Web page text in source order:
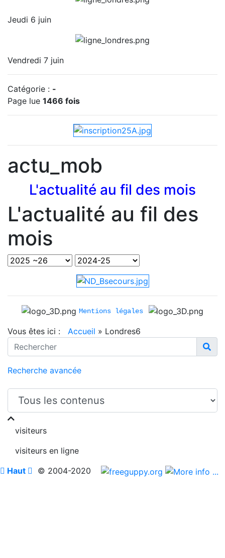
Jeudi 6 juin
Vendredi 7 juin
Catégorie : -
Page lue 1466 fois
actu_mob
L'actualité au fil des mois
L'actualité au fil des
mois
Mentions légales
Vous êtes ici : Accueil » Londres6
Recherche avancée
visiteurs
visiteurs en ligne
 Haut  © 2004-2020